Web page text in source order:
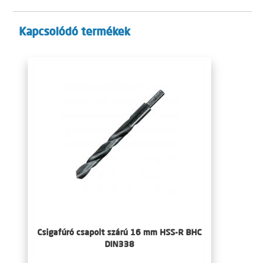
Kapcsolódó termékek
Csigafúró csapolt szárú 16 mm HSS-R BHC
DIN338